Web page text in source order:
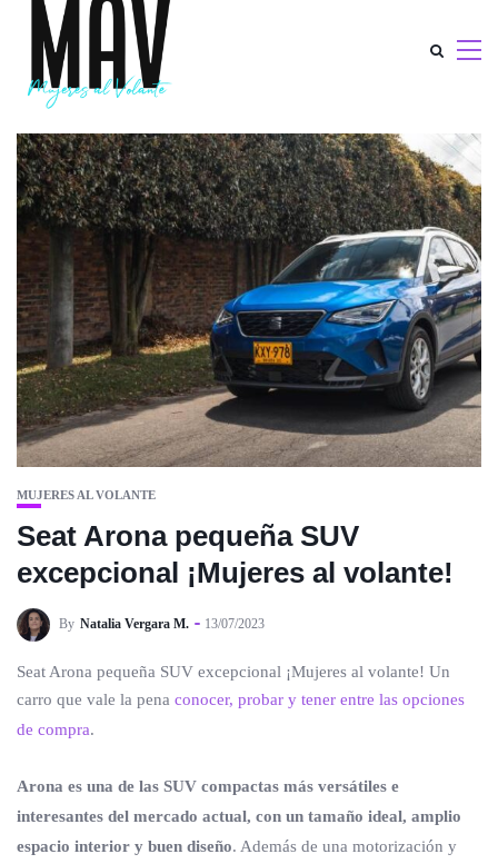
MUJERES AL VOLANTE
Seat Arona pequeña SUV
excepcional ¡Mujeres al volante!
By Natalia Vergara M. 13/07/2023
Seat Arona pequeña SUV excepcional ¡Mujeres al volante! Un
carro que vale la pena conocer, probar y tener entre las opciones
de compra.
Arona es una de las SUV compactas más versátiles e
interesantes del mercado actual, con un tamaño ideal, amplio
espacio interior y buen diseño. Además de una motorización y